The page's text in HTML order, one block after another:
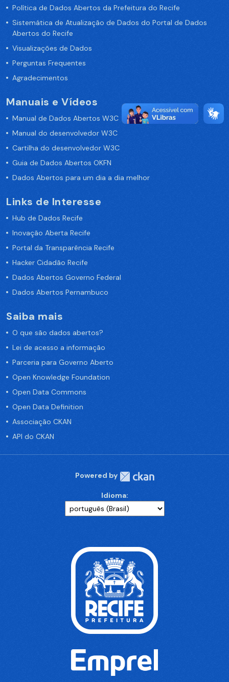
Política de Dados Abertos da Prefeitura do Recife
Sistemática de Atualização de Dados do Portal de Dados
Abertos do Recife
Visualizações de Dados
Perguntas Frequentes
Agradecimentos
Manuais e Vídeos
Manual de Dados Abertos W3C
Manual do desenvolvedor W3C
Cartilha do desenvolvedor W3C
Guia de Dados Abertos OKFN
Dados Abertos para um dia a dia melhor
Links de Interesse
Hub de Dados Recife
Inovação Aberta Recife
Portal da Transparência Recife
Hacker Cidadão Recife
Dados Abertos Governo Federal
Dados Abertos Pernambuco
Saiba mais
O que são dados abertos?
Lei de acesso a informação
Parceria para Governo Aberto
Open Knowledge Foundation
Open Data Commons
Open Data Definition
Associação CKAN
API do CKAN
Powered by
Idioma